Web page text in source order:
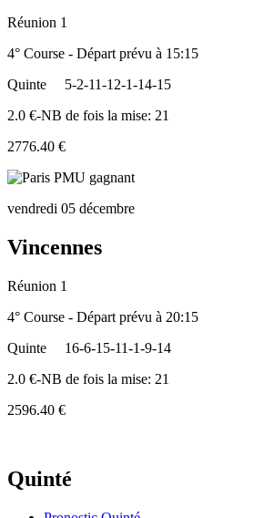
Réunion 1
4° Course - Départ prévu à 15:15
Quinte
5-2-11-12-1-14-15
2.0 €-NB de fois la mise: 21
2776.40 €
vendredi 05 décembre
Vincennes
Réunion 1
4° Course - Départ prévu à 20:15
Quinte
16-6-15-11-1-9-14
2.0 €-NB de fois la mise: 21
2596.40 €
Quinté